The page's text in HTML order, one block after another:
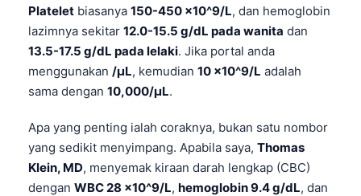
Platelet biasanya 150-450 x10^9/L, dan hemoglobin
lazimnya sekitar 12.0-15.5 g/dL pada wanita dan
13.5-17.5 g/dL pada lelaki. Jika portal anda
menggunakan /µL, kemudian 10 x10^9/L adalah
sama dengan 10,000/µL.
Apa yang penting ialah coraknya, bukan satu nombor
yang sedikit menyimpang. Apabila saya, Thomas
Klein, MD, menyemak kiraan darah lengkap (CBC)
dengan WBC 28 x10^9/L, hemoglobin 9.4 g/dL, dan